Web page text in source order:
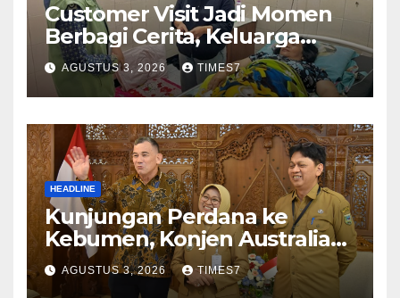
Customer Visit Jadi Momen
Berbagi Cerita, Keluarga
Nurhayati Rasakan Manfaat
NyataProgram JKN
AGUSTUS 3, 2026 TIMES7
HEADLINE
Kunjungan Perdana ke
Kebumen, Konjen Australia
Jajaki Kerja Sama Pariwisata
hingga Pendidikan
AGUSTUS 3, 2026 TIMES7